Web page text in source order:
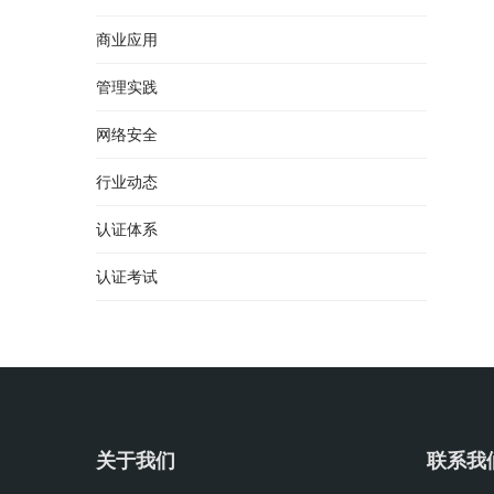
商业应用
管理实践
网络安全
行业动态
认证体系
认证考试
关于我们 联系我